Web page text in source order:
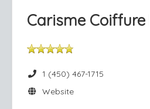
Carisme Coiffure
1 (450) 467-1715
Website